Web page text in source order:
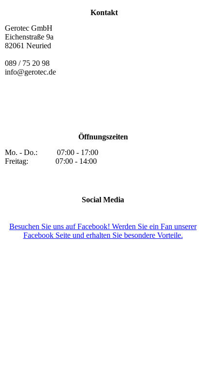
Kontakt
Gerotec GmbH
Eichenstraße 9a
82061 Neuried
089 / 75 20 98
info@gerotec.de
Öffnungszeiten
Mo. - Do.: 07:00 - 17:00
Freitag: 07:00 - 14:00
Social Media
Besuchen Sie uns auf Facebook! Werden Sie ein Fan unserer
Facebook Seite und erhalten Sie besondere Vorteile.